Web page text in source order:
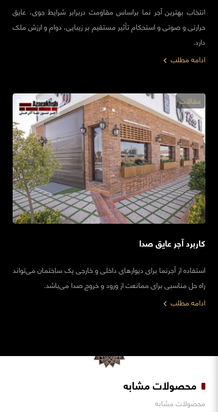
انتخاب بهترین آجر نما براساس مقاومت دربرابر شرایط جوی، عایق
حرارتی و صوتی و استحکام تأثیر مستقیم بر زیبایی، دوام و ارزش ملک
دارد.
ادامه مطلب
کاربرد آجر عایق صدا
استفاده از آجرنما برای دیوارهای داخلی و خارجی یک ساختمان می‌تواند
راه حل مناسبی برای ممانعت از ورود و خروج صدا می‌باشد.
مقالات
ادامه مطلب
محصولات مشابه
محصولات مشابه